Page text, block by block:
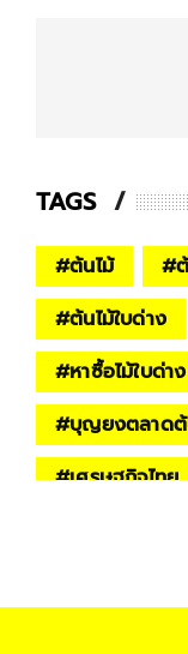
TAGS
#ต้นไม้ #
#ต้นไม้ใบด่าง
#หาซื้อไม้ใบด่าง
#บุญยงตลาดต้
#เศรษฐกิจไทย